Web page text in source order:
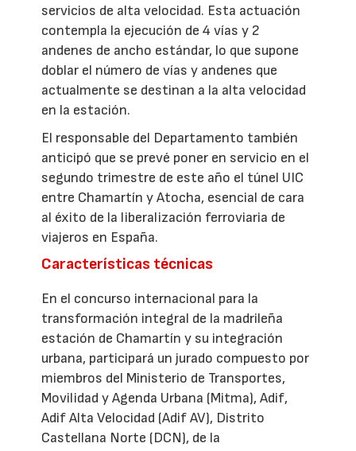
servicios de alta velocidad. Esta actuación
contempla la ejecución de 4 vías y 2
andenes de ancho estándar, lo que supone
doblar el número de vías y andenes que
actualmente se destinan a la alta velocidad
en la estación.
El responsable del Departamento también
anticipó que se prevé poner en servicio en el
segundo trimestre de este año el túnel UIC
entre Chamartín y Atocha, esencial de cara
al éxito de la liberalización ferroviaria de
viajeros en España.
Características técnicas
En el concurso internacional para la
transformación integral de la madrileña
estación de Chamartín y su integración
urbana, participará un jurado compuesto por
miembros del Ministerio de Transportes,
Movilidad y Agenda Urbana (Mitma), Adif,
Adif Alta Velocidad (Adif AV), Distrito
Castellana Norte (DCN), de la